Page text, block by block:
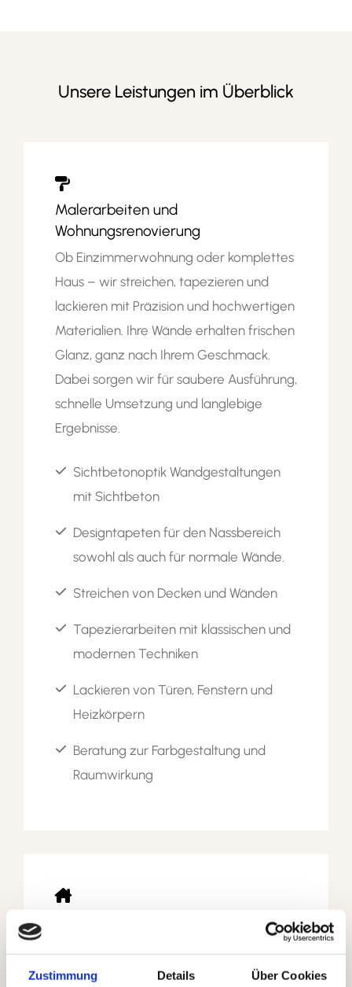
Zustimmung Details Über Cookies
Unsere Leistungen im Überblick

Malerarbeiten und
Wohnungsrenovierung
Ob Einzimmerwohnung oder komplettes
Haus – wir streichen, tapezieren und
lackieren mit Präzision und hochwertigen
Materialien. Ihre Wände erhalten frischen
Glanz, ganz nach Ihrem Geschmack.
Dabei sorgen wir für saubere Ausführung,
schnelle Umsetzung und langlebige
Ergebnisse.
Sichtbetonoptik Wandgestaltungen
mit Sichtbeton
Designtapeten für den Nassbereich
sowohl als auch für normale Wände.
Streichen von Decken und Wänden
Tapezierarbeiten mit klassischen und
modernen Techniken
Lackieren von Türen, Fenstern und
Heizkörpern
Beratung zur Farbgestaltung und
Raumwirkung

Gebäudes. Wir gestalten sie wetterfest,